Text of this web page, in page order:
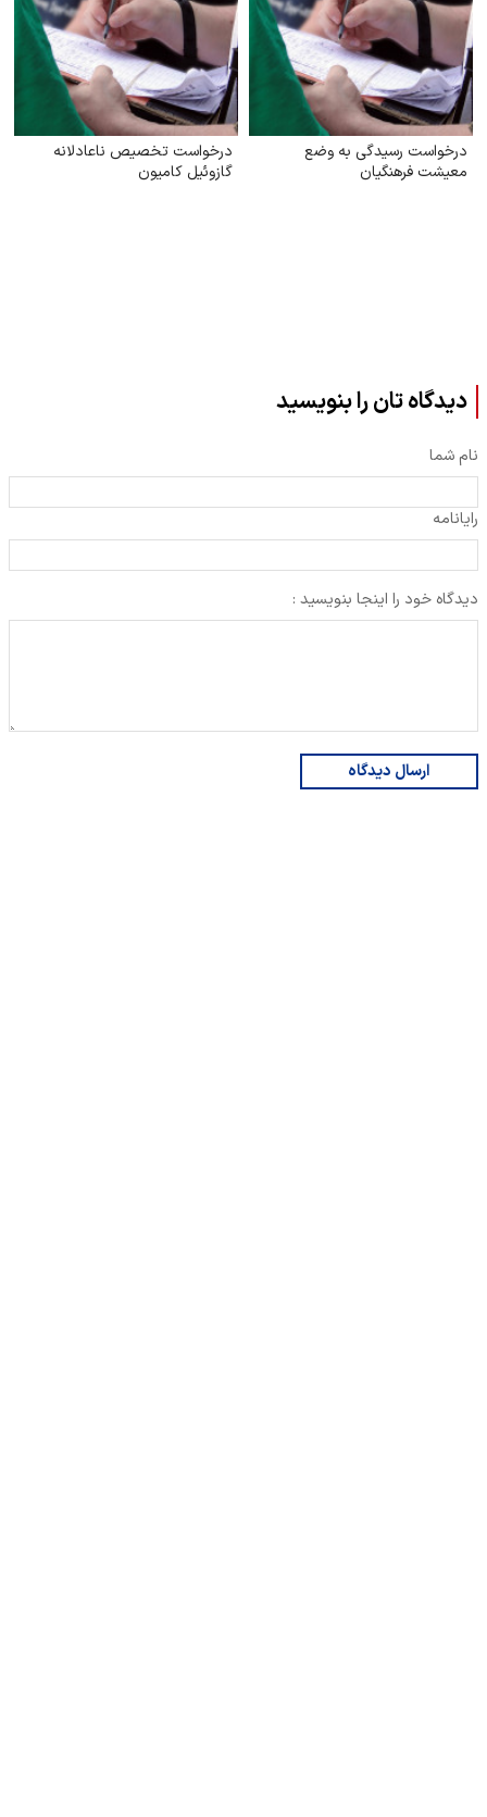
درخواست رسیدگی به وضع
معیشت فرهنگیان
درخواست تخصیص ناعادلانه
گازوئیل کامیون
دیدگاه تان را بنویسید
نام شما
رایانامه
دیدگاه خود را اینجا بنویسید :
ارسال دیدگاه